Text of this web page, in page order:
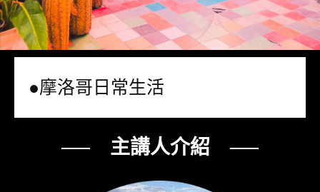
●摩洛哥日常生活
── 主講人介紹 ──